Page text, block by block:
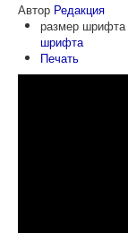
Автор Редакция
размер шрифта
шрифта
Печать